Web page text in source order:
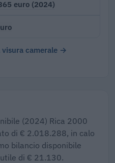
euro (2024)
camerale →
(2024) Rica 2000
di € 2.018.288, in calo
bilancio disponibile
di € 21.130.